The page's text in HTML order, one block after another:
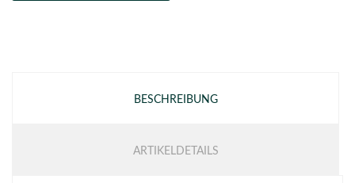
BESCHREIBUNG
ARTIKELDETAILS